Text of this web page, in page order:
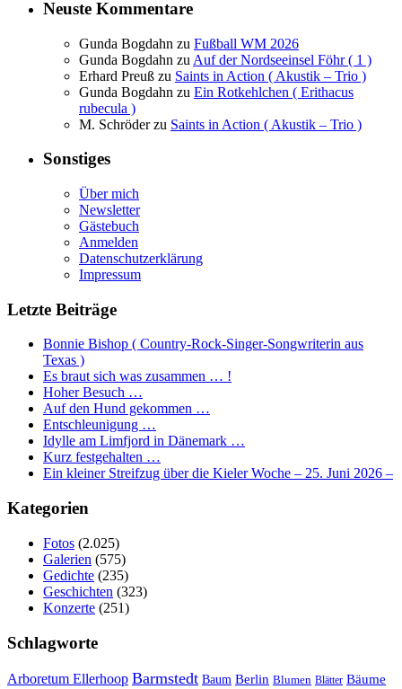
Neuste Kommentare
Gunda Bogdahn zu Fußball WM 2026
Gunda Bogdahn zu Auf der Nordseeinsel Föhr ( 1 )
Erhard Preuß zu Saints in Action ( Akustik – Trio )
Gunda Bogdahn zu Ein Rotkehlchen ( Erithacus
rubecula )
M. Schröderzu Saints in Action ( Akustik – Trio )
Sonstiges
Über mich
Newsletter
Gästebuch
Anmelden
Datenschutzerklärung
Impressum
Letzte Beiträge
Bonnie Bishop ( Country-Rock-Singer-Songwriterin aus
Texas )
Es braut sich was zusammen … !
Hoher Besuch …
Auf den Hund gekommen …
Entschleunigung …
Idylle am Limfjord in Dänemark …
Kurz festgehalten …
Ein kleiner Streifzug über die Kieler Woche – 25. Juni 2026 –
Kategorien
Fotos (2.025)
Galerien (575)
Gedichte (235)
Geschichten (323)
Konzerte (251)
Schlagworte
Arboretum Ellerhoop Barmstedt Baum Berlin Blumen Blätter Bäume